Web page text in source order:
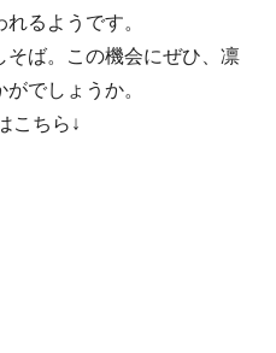
るようです。
ば。この機会にぜひ、凛
でしょうか。
こちら↓